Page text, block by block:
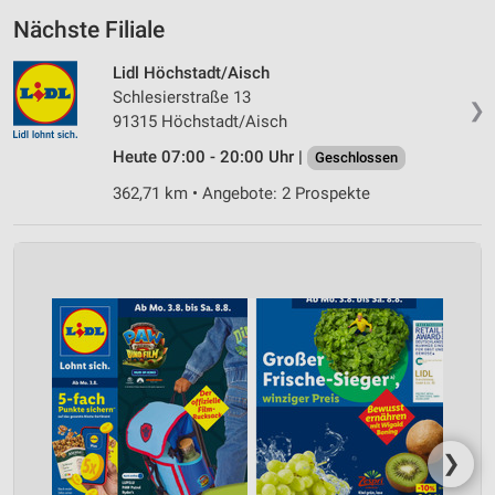
Nächste Filiale
❯
Lidl Höchstadt/Aisch
Schlesierstraße 13
91315 Höchstadt/Aisch
Heute 07:00 - 20:00 Uhr |
Geschlossen
362,71 km • Angebote: 2 Prospekte
❯